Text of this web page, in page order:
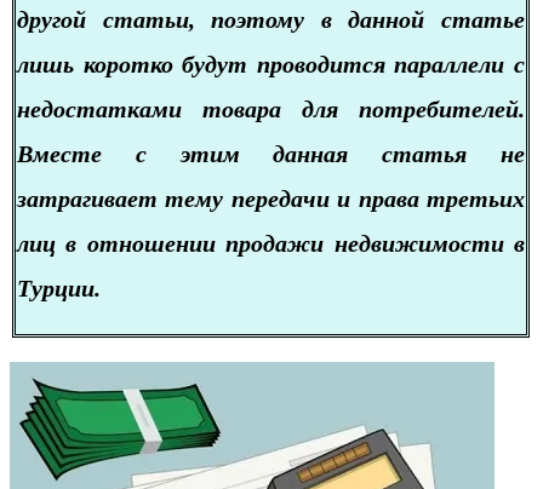
другой статьи, поэтому в данной статье
лишь коротко будут проводится параллели с
недостатками товара для потребителей.
Вместе с этим данная статья не
затрагивает тему передачи и права третьих
лиц в отношении продажи недвижимости в
Турции.